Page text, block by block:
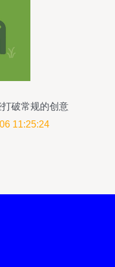
破常规的创意
11:25:24